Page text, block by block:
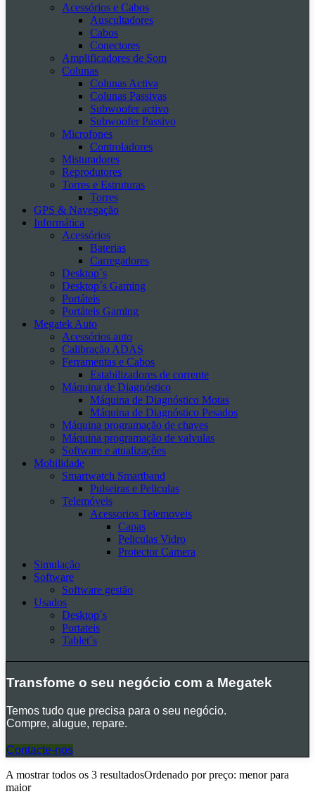
Acessórios e Cabos
Auscultadores
Cabos
Conectores
Amplificadores de Som
Colunas
Colunas Activa
Colunas Passivas
Subwoofer activo
Subwoofer Passivo
Microfones
Controladores
Misturadores
Reprodutores
Torres e Estruturas
Torres
GPS & Navegação
Informática
Acessórios
Baterias
Carregadores
Desktop´s
Desktop´s Gaming
Portáteis
Portáteis Gaming
Megatek Auto
Acessórios auto
Calibração ADAS
Ferramentas e Cabos
Estabilizadores de corrente
Máquina de Diagnóstico
Máquina de Diagnóstico Motas
Máquina de Diagnóstico Pesados
Máquina programação de chaves
Máquina programação de valvulas
Software e atualizações
Mobilidade
Smartwatch Smartband
Pulseiras e Peliculas
Telemóveis
Acessorios Telemoveis
Capas
Peliculas Vidro
Protector Camera
Simulação
Software
Software gestão
Usados
Desktop´s
Portateis
Tablet´s
Transfome o seu negócio com a Megatek
Temos tudo que precisa para o seu negócio.
Compre, alugue, repare.
Contacte-nos
A mostrar todos os 3 resultadosOrdenado por preço: menor para
maior